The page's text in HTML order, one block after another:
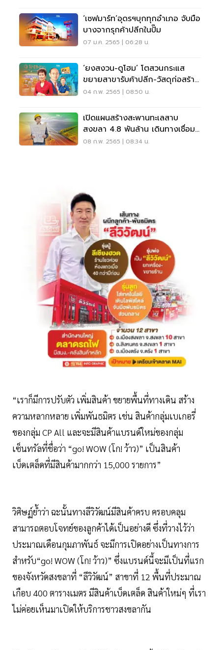
‘เซฟมาร์ท’อุดรฯบุกทุกอำเภอ จับมือ
บางจากรุกค้าปลีกในปั๊ม
07 ม.ค. 2565 | 06:28 น.
‘ยงสงวน-ดูโฮม’ โตสวนกระแส
ขยายสาขารับค้าปลีก-วัสดุก่อสร้าง
คึก
04 ก.พ. 2565 | 08:50 น.
เปิดแผนสร้างสะพานทะเลสาบ
สงขลา 4.8 พันล้าน เดินทางเชื่อม
2 จังหวัด
08 ก.พ. 2565 | 08:34 น.
“เราก็มีการปรับตัว เพิ่มสินค้า ขยายพื้นที่ทางเดิน สร้าง
ความหลากหลาย เพิ่มพันธมิตร เช่น สินค้ากลุ่มเบเกอรี่
ของกลุ่ม CP All และจะมีสินค้าแบรนด์ใหม่ของกลุ่ม
เซ็นทรัลที่ชื่อว่า “go! WOW (โก! ว้าว)” เป็นสินค้า
เบ็ดเตล็ดที่มีสินค้ามากกว่า 15,000 รายการ”
วิศิษฏ์ยํ้าว่า ฉะนั้นทางลีวิวัฒน์มีสินค้าครบ ครอบคลุม
สามารถตอบโจทย์ของลูกค้าได้เป็นอย่างดี ซึ่งที่วางไว้ว่า
ประมาณเดือนกุมภาพันธ์ จะมีการเปิดอย่างเป็นทางการ
สำหรับ“go! WOW (โก! ว้าว)” ซึ่งแบรนด์นี้จะมีเป็นที่แรก
ของจังหวัดสงขลาที่ “ลีวิวัฒน์” สาขาที่ 12 พื้นที่ประมาณ
เกือบ 400 ตารางเมตร มีสินค้าเบ็ดเตล็ด สินค้าใหม่ๆ ที่เรา
ไม่ค่อยเห็นมาเปิดให้บริการชาวสงขลากัน